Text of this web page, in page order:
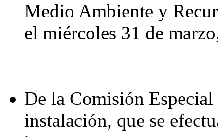
Medio Ambiente y
el miércoles 31 de
De la Comisión
instalación, que se